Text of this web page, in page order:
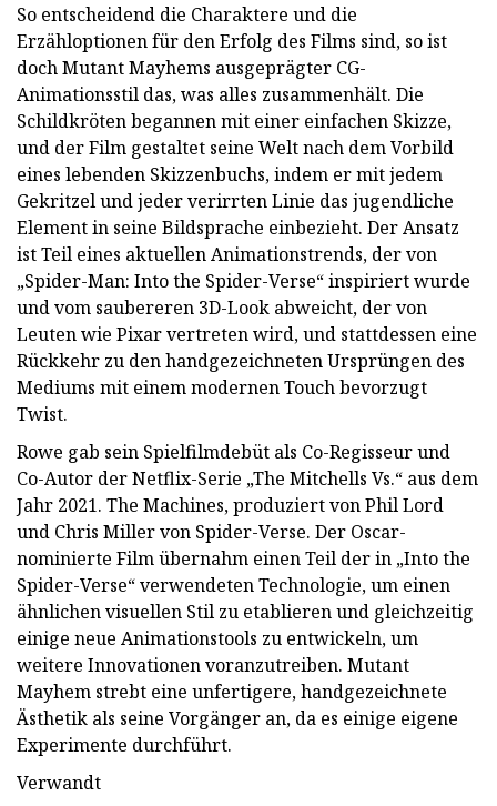
So entscheidend die Charaktere und die
Erzähloptionen für den Erfolg des Films sind, so ist
doch Mutant Mayhems ausgeprägter CG-
Animationsstil das, was alles zusammenhält. Die
Schildkröten begannen mit einer einfachen Skizze,
und der Film gestaltet seine Welt nach dem Vorbild
eines lebenden Skizzenbuchs, indem er mit jedem
Gekritzel und jeder verirrten Linie das jugendliche
Element in seine Bildsprache einbezieht. Der Ansatz
ist Teil eines aktuellen Animationstrends, der von
„Spider-Man: Into the Spider-Verse“ inspiriert wurde
und vom saubereren 3D-Look abweicht, der von
Leuten wie Pixar vertreten wird, und stattdessen eine
Rückkehr zu den handgezeichneten Ursprüngen des
Mediums mit einem modernen Touch bevorzugt
Twist.
Rowe gab sein Spielfilmdebüt als Co-Regisseur und
Co-Autor der Netflix-Serie „The Mitchells Vs.“ aus dem
Jahr 2021. The Machines, produziert von Phil Lord
und Chris Miller von Spider-Verse. Der Oscar-
nominierte Film übernahm einen Teil der in „Into the
Spider-Verse“ verwendeten Technologie, um einen
ähnlichen visuellen Stil zu etablieren und gleichzeitig
einige neue Animationstools zu entwickeln, um
weitere Innovationen voranzutreiben. Mutant
Mayhem strebt eine unfertigere, handgezeichnete
Ästhetik als seine Vorgänger an, da es einige eigene
Experimente durchführt.
Verwandt